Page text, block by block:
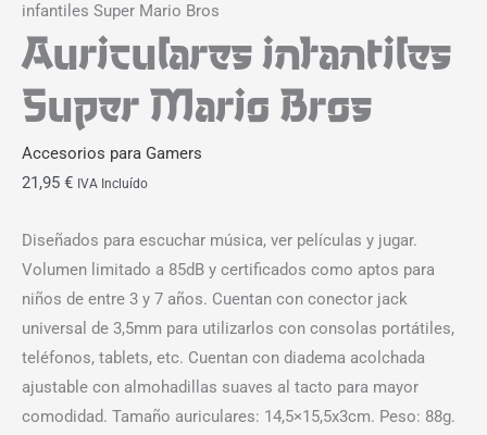
infantiles Super Mario Bros
Auriculares infantiles
Super Mario Bros
Accesorios para Gamers
21,95 € IVA Incluído
Diseñados para escuchar música, ver películas y jugar.
Volumen limitado a 85dB y certificados como aptos para
niños de entre 3 y 7 años. Cuentan con conector jack
universal de 3,5mm para utilizarlos con consolas portátiles,
teléfonos, tablets, etc. Cuentan con diadema acolchada
ajustable con almohadillas suaves al tacto para mayor
comodidad. Tamaño auriculares: 14,5×15,5x3cm. Peso: 88g.